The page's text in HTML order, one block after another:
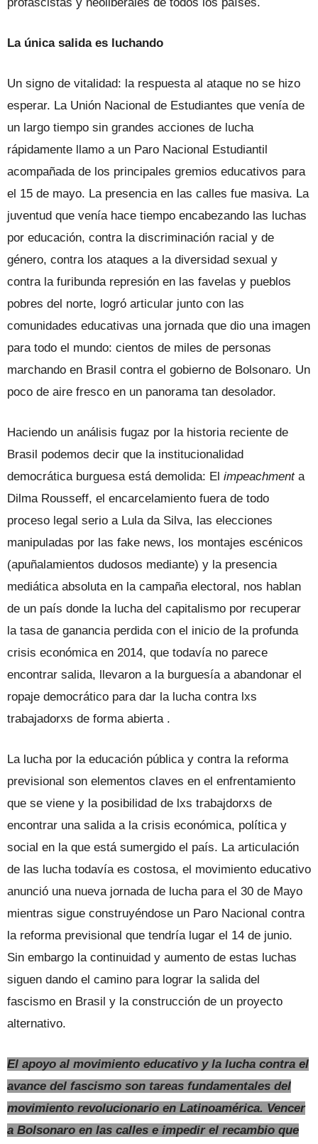
La única salida es luchando
Un signo de vitalidad: la respuesta al ataque no se hizo
esperar. La Unión Nacional de Estudiantes que venía de
un largo tiempo sin grandes acciones de lucha
rápidamente llamo a un Paro Nacional Estudiantil
acompañada de los principales gremios educativos para
el 15 de mayo. La presencia en las calles fue masiva. La
juventud que venía hace tiempo encabezando las luchas
por educación, contra la discriminación racial y de
género, contra los ataques a la diversidad sexual y
contra la furibunda represión en las favelas y pueblos
pobres del norte, logró articular junto con las
comunidades educativas una jornada que dio una imagen
para todo el mundo: cientos de miles de personas
marchando en Brasil contra el gobierno de Bolsonaro. Un
poco de aire fresco en un panorama tan desolador.
Haciendo un análisis fugaz por la historia reciente de
Brasil podemos decir que la institucionalidad
democrática burguesa está demolida: El impeachmenta
Dilma Rousseff, el encarcelamiento fuera de todo
proceso legal serio a Lula da Silva, las elecciones
manipuladas por las fake news, los montajes escénicos
(apuñalamientos dudosos mediante) y la presencia
mediática absoluta en la campaña electoral, nos hablan
de un país donde la lucha del capitalismo por recuperar
la tasa de ganancia perdida con el inicio de la profunda
crisis económica en 2014, que todavía no parece
encontrar salida, llevaron a la burguesía a abandonar el
ropaje democrático para dar la lucha contra lxs
trabajadorxs de forma abierta .
La lucha por la educación pública y contra la reforma
previsional son elementos claves en el enfrentamiento
que se viene y la posibilidad de lxs trabajdorxs de
encontrar una salida a la crisis económica, política y
social en la que está sumergido el país. La articulación
de las lucha todavía es costosa, el movimiento educativo
anunció una nueva jornada de lucha para el 30 de Mayo
mientras sigue construyéndose un Paro Nacional contra
la reforma previsional que tendría lugar el 14 de junio.
Sin embargo la continuidad y aumento de estas luchas
siguen dando el camino para lograr la salida del
fascismo en Brasil y la construcción de un proyecto
alternativo.
El apoyo al movimiento educativo y la lucha contra el
avance del fascismo son tareas fundamentales del
movimiento revolucionario en Latinoamérica. Vencer
a Bolsonaro en las calles e impedir el recambio que